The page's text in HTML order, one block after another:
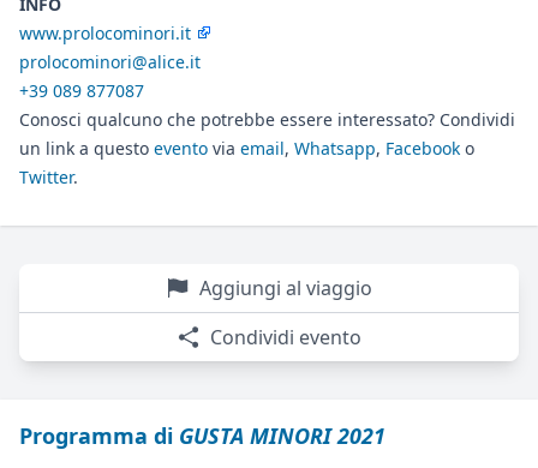
www.prolocominori.it
prolocominori@alice.it
+39 089 877087
Conosci qualcuno che potrebbe essere interessato? Condividi
un link a questo evento via email, Whatsapp, Facebook o
Twitter.
Aggiungi al viaggio
Condividi evento
Programma di GUSTA MINORI 2021